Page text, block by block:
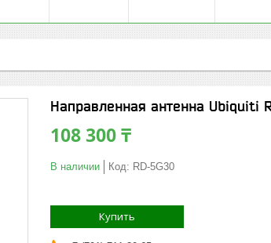
Направленная антенна Ubiquiti
108 300 ₸
В наличии Код: RD-5G30
Купить